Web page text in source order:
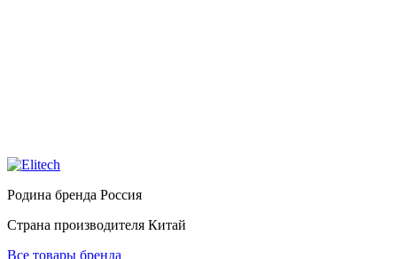
Родина бренда Россия
Страна производителя Китай
Все товары бренда